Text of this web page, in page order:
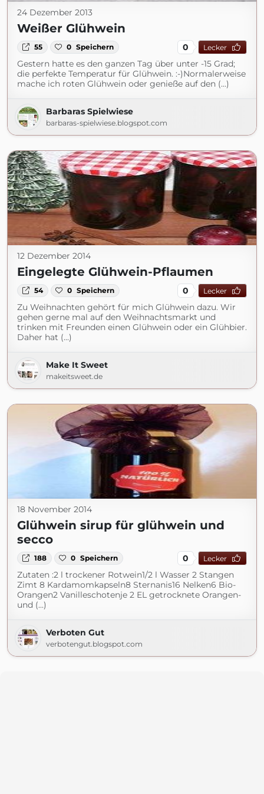
24 Dezember 2013
Weißer Glühwein
55 0 Speichern 0 Lecker
Gestern hatte es den ganzen Tag über unter -15 Grad;
die perfekte Temperatur für Glühwein. :-)Normalerweise
mache ich roten Glühwein oder genieße auf den (...)
Barbaras Spielwiese
barbaras-spielwiese.blogspot.com
12 Dezember 2014
Eingelegte Glühwein-Pflaumen
54 0 Speichern 0 Lecker
Zu Weihnachten gehört für mich Glühwein dazu. Wir
gehen gerne mal auf den Weihnachtsmarkt und
trinken mit Freunden einen Glühwein oder ein Glühbier.
Daher hat (...)
Make It Sweet
makeitsweet.de
18 November 2014
Glühwein sirup für glühwein und
secco
188 0 Speichern 0 Lecker
Zutaten :2 l trockener Rotwein1/2 l Wasser 2 Stangen
Zimt 8 Kardamomkapseln8 Sternanis16 Nelken6 Bio-
Orangen2 Vanilleschotenje 2 EL getrocknete Orangen-
und (...)
Verboten Gut
verbotengut.blogspot.com